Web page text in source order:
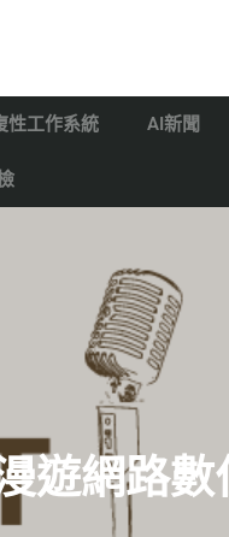
性工作系統 AI新聞